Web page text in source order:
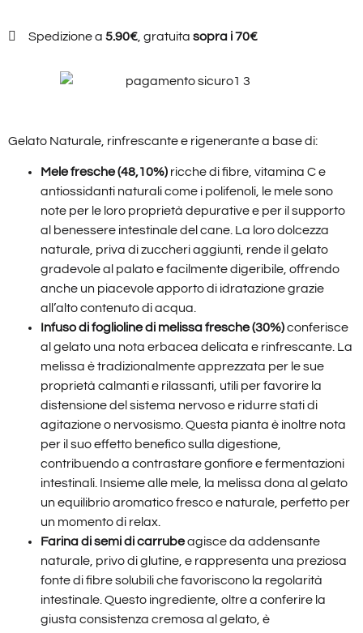
Spedizione a 5.90€ , gratuita sopra i 70€
Gelato Naturale, rinfrescante e rigenerante a base di:
Mele fresche (48,10%) ricche di fibre, vitamina C e
antiossidanti naturali come i polifenoli, le mele sono
note per le loro proprietà depurative e per il supporto
al benessere intestinale del cane. La loro dolcezza
naturale, priva di zuccheri aggiunti, rende il gelato
gradevole al palato e facilmente digeribile, offrendo
anche un piacevole apporto di idratazione grazie
all’alto contenuto di acqua.
Infuso di foglioline di melissa fresche (30%)conferisce
al gelato una nota erbacea delicata e rinfrescante. La
melissa è tradizionalmente apprezzata per le sue
proprietà calmanti e rilassanti, utili per favorire la
distensione del sistema nervoso e ridurre stati di
agitazione o nervosismo. Questa pianta è inoltre nota
per il suo effetto benefico sulla digestione,
contribuendo a contrastare gonfiore e fermentazioni
intestinali. Insieme alle mele, la melissa dona al gelato
un equilibrio aromatico fresco e naturale, perfetto per
un momento di relax.
Farina di semi di carrubeagisce da addensante
naturale, privo di glutine, e rappresenta una preziosa
fonte di fibre solubili che favoriscono la regolarità
intestinale. Questo ingrediente, oltre a conferire la
giusta consistenza cremosa al gelato, è